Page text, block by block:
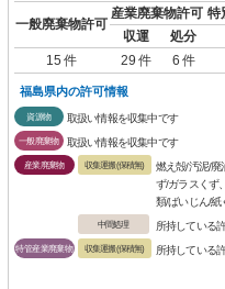
一般廃棄物許可
産業廃棄物許可 特
収運
処分
15 件
29 件 6 件
福島県内の許可情報
資源物 取扱い情報を収集中です
一般廃棄物 取扱い情報を収集中です
産業廃棄物 収集運搬(保積無)
燃え殻/汚泥/廃
ず/ガラスくず
類/ばいじん/紙
中間処理 所持している
特管産業廃棄物 収集運搬(保積無) 所持している